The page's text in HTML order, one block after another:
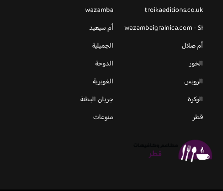
troikaeditions.co.uk
wazamba
wazambaigralnica.com - SI
أم سيعيد
أم صلال
الجميلية
الخور
الدوحة
الرويس
الغويرية
الوكرة
جريان البطنة
قطر
منوعات